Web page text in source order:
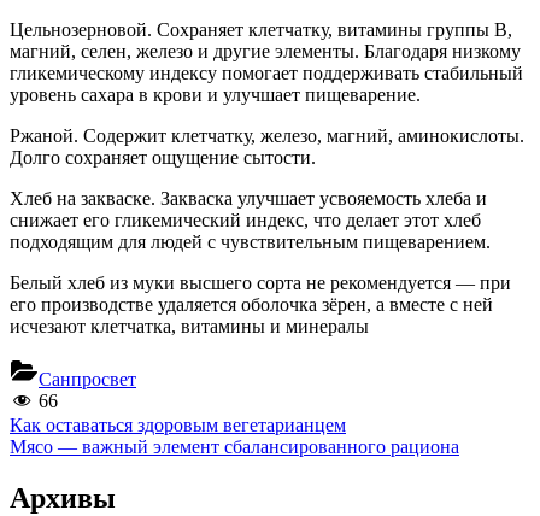
Цельнозерновой. Сохраняет клетчатку, витамины группы B,
магний, селен, железо и другие элементы. Благодаря низкому
гликемическому индексу помогает поддерживать стабильный
уровень сахара в крови и улучшает пищеварение.
Ржаной. Содержит клетчатку, железо, магний, аминокислоты.
Долго сохраняет ощущение сытости.
Хлеб на закваске. Закваска улучшает усвояемость хлеба и
снижает его гликемический индекс, что делает этот хлеб
подходящим для людей с чувствительным пищеварением.
Белый хлеб из муки высшего сорта не рекомендуется — при
его производстве удаляется оболочка зёрен, а вместе с ней
исчезают клетчатка, витамины и минералы
Санпросвет
66
Навигация
по
записям
Previous
Post:
Как оставаться здоровым вегетарианцем
Next
Мясо — важный элемент сбалансированного рациона
Архивы